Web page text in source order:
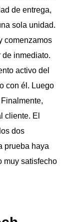
de entrega,
sola unidad.
comenzamos
de inmediato.
activo del
con él. Luego
cliente. El
dos
prueba haya
muy satisfecho